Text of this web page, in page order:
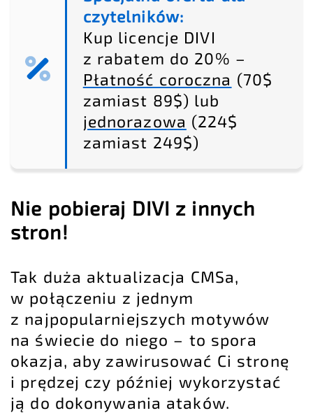
czytelników:
Kup licencje DIVI
z rabatem do 20% –
Płatność coroczna (70$
zamiast 89$) lub
jednorazowa (224$
zamiast 249$)
Nie pobieraj DIVI z innych
stron!
Tak duża aktualizacja CMSa,
w połączeniu z jednym
z najpopularniejszych motywów
na świecie do niego – to spora
okazja, aby zawirusować Ci stronę
i prędzej czy później wykorzystać
ją do dokonywania ataków.